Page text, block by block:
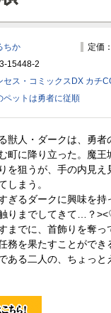
ちか
定価
15448-2
セス・コミックスDX カチ
ペットは勇者に従順
獣人・ダークは、勇
町に降り立った。魔王
を狙うが、手の内見
しまう。
ぎるダークに興味を
りまでしてきて…？
までに、首飾りを奪っ
務を果たすことがで
ある二人の、ちょっと